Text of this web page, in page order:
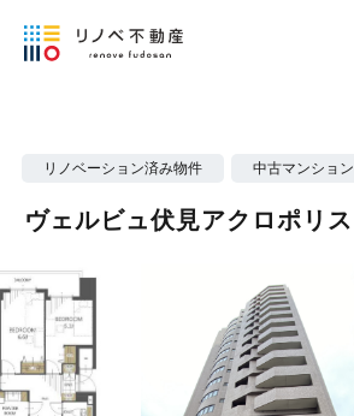
リノベーション済み物件 中古マンション
ヴェルビュ伏見アクロポリス